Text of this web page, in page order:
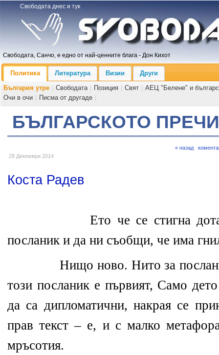
Свободата днес и тук
Свободата, Санчо, е едно от най-ценните блага - Дон Кихот
Политика Литература Визии
Други
България утре
Свободата Позиция Свят
АЕЦ "Белене" и
Очи в очи
Писма от другаде
БЪЛГАРСКОТО
28 Декември 2014
« назад
Коста Радев
Ето че се стигна
посланик и да ни съобщи, че има
Нищо ново. Нито за
този посланик е първият, Само
да са дипломатични, накрая се
прав текст – е, и с малко
мръсотия.